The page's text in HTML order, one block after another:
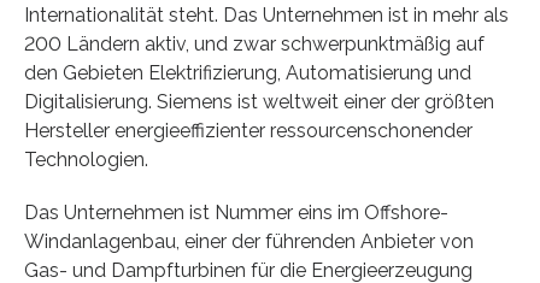
Internationalität steht. Das Unternehmen ist in mehr als
200 Ländern aktiv, und zwar schwerpunktmäßig auf
den Gebieten Elektrifizierung, Automatisierung und
Digitalisierung. Siemens ist weltweit einer der größten
Hersteller energieeffizienter ressourcenschonender
Technologien.
Das Unternehmen ist Nummer eins im Offshore-
Windanlagenbau, einer der führenden Anbieter von
Gas- und Dampfturbinen für die Energieerzeugung